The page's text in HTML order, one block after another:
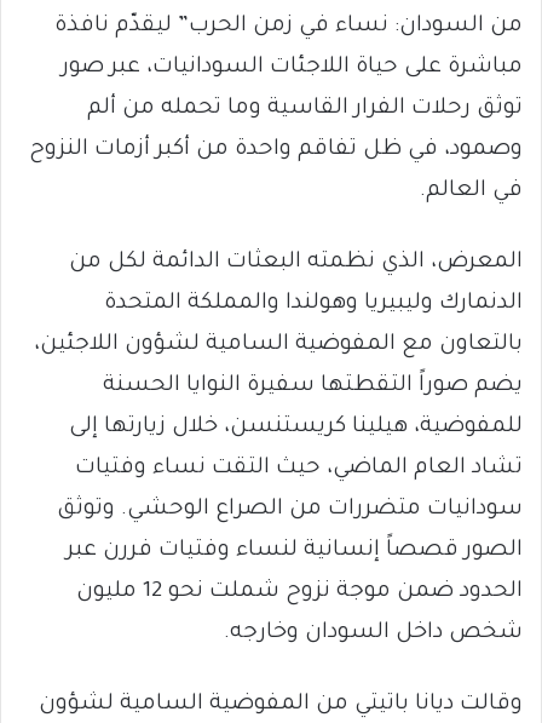
من السودان: نساء في زمن الحرب” ليقدّم نافذة
مباشرة على حياة اللاجئات السودانيات، عبر صور
توثق رحلات الفرار القاسية وما تحمله من ألم
وصمود، في ظل تفاقم واحدة من أكبر أزمات النزوح
في العالم.
المعرض، الذي نظمته البعثات الدائمة لكل من
الدنمارك وليبيريا وهولندا والمملكة المتحدة
بالتعاون مع المفوضية السامية لشؤون اللاجئين،
يضم صوراً التقطتها سفيرة النوايا الحسنة
للمفوضية، هيلينا كريستنسن، خلال زيارتها إلى
تشاد العام الماضي، حيث التقت نساء وفتيات
سودانيات متضررات من الصراع الوحشي. وتوثق
الصور قصصاً إنسانية لنساء وفتيات فررن عبر
الحدود ضمن موجة نزوح شملت نحو 12 مليون
شخص داخل السودان وخارجه.
وقالت ديانا باتيتي من المفوضية السامية لشؤون